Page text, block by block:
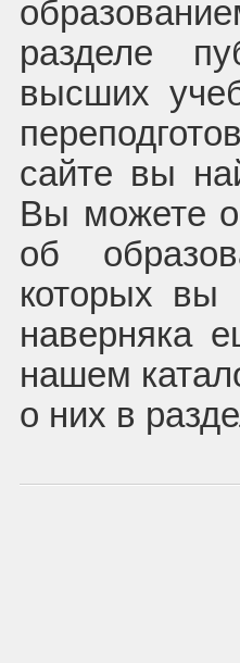
разделе
высших
сайте вы
Вы можете
об
которых вы
наверняка
нашем
о них в